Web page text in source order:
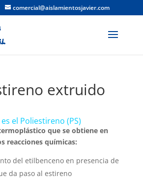
comercial@aislamientosjavier.com
extruido
el Poliestireno (PS)
que se obtiene en
reacciones químicas:
del etilbenceno en presencia de
da paso al estireno